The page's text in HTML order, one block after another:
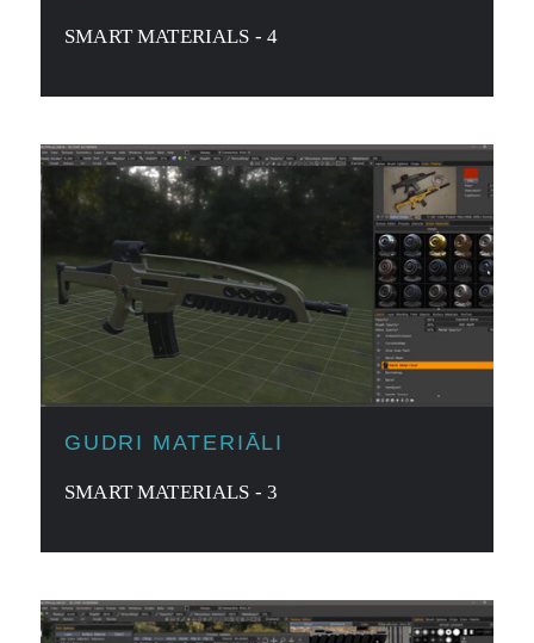
SMART MATERIALS - 4
GUDRI MATERIĀLI
SMART MATERIALS - 3